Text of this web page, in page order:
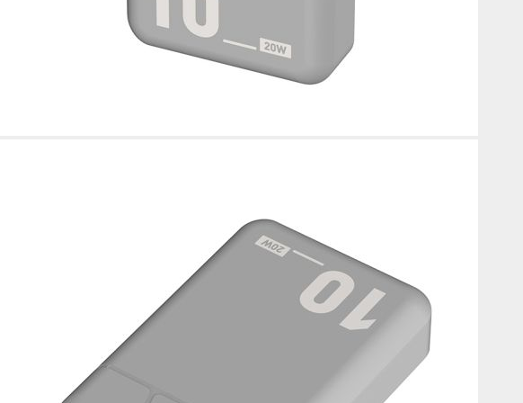
Información de las cookies‎
Cookies publicitarias
Nuestros partners publicitarios pueden
crear un perfil de tus intereses y
publicidad estará menos dirigida.
Información de las cookies‎